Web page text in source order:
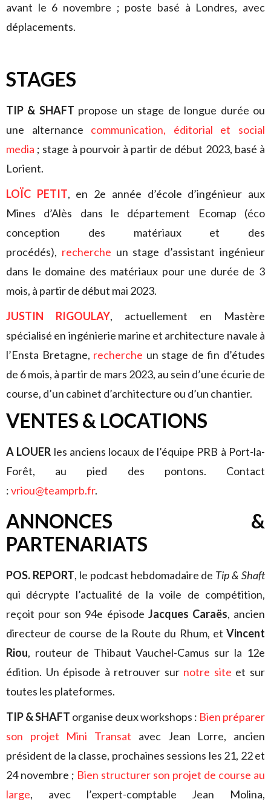
avant le 6 novembre ; poste basé à Londres, avec
déplacements.
STAGES
TIP & SHAFT propose un stage de longue durée ou
une alternance communication, éditorial et social
media ; stage à pourvoir à partir de début 2023, basé à
Lorient.
LOÏC PETIT, en 2e année d’école d’ingénieur aux
Mines d’Alès dans le département Ecomap (éco
conception des matériaux et des
procédés), recherche un stage d’assistant ingénieur
dans le domaine des matériaux pour une durée de 3
mois, à partir de début mai 2023.
JUSTIN RIGOULAY, actuellement en Mastère
spécialisé en ingénierie marine et architecture navale à
l’Ensta Bretagne, recherche un stage de fin d’études
de 6 mois, à partir de mars 2023, au sein d’une écurie de
course, d’un cabinet d’architecture ou d’un chantier.
VENTES & LOCATIONS
A LOUER les anciens locaux de l’équipe PRB à Port-la-
Forêt, au pied des pontons. Contact
:vriou@teamprb.fr.
ANNONCES &
PARTENARIATS
POS. REPORT, le podcast hebdomadaire de Tip & Shaft
qui décrypte l’actualité de la voile de compétition,
reçoit pour son 94e épisode Jacques Caraës, ancien
directeur de course de la Route du Rhum, et Vincent
Riou, routeur de Thibaut Vauchel-Camus sur la 12e
édition. Un épisode à retrouver sur notre site et sur
toutes les plateformes.
TIP & SHAFT organise deux workshops : Bien préparer
son projet Mini Transat avec Jean Lorre, ancien
président de la classe, prochaines sessions les 21, 22 et
24 novembre ; Bien structurer son projet de course au
large, avec l’expert-comptable Jean Molina,